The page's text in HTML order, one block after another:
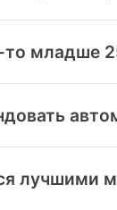
младше
лучшими